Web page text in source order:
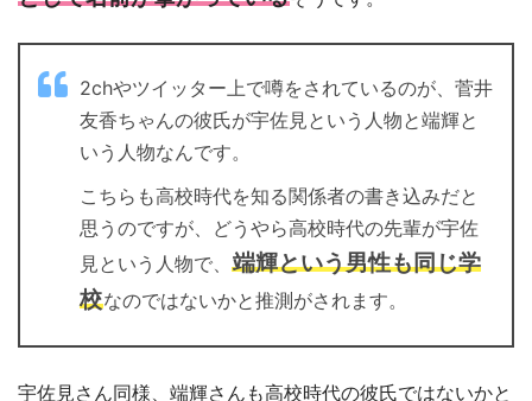
2chやツイッター上で噂をされているのが、菅井
友香ちゃんの彼氏が宇佐見という人物と端輝と
いう人物なんです。
こちらも高校時代を知る関係者の書き込みだと
思うのですが、どうやら高校時代の先輩が宇佐
見という人物で、 端輝という男性も同じ学
校なのではないかと推測がされます。
宇佐見さん同様、端輝さんも高校時代の彼氏ではないかと